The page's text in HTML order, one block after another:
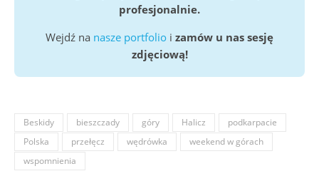
profesjonalnie.
Wejdź na nasze portfolio i zamów u nas sesję
zdjęciową!
Beskidy bieszczady góry Halicz
podkarpacie
Polska
przełęcz wędrówka
weekend w górach
wspomnienia